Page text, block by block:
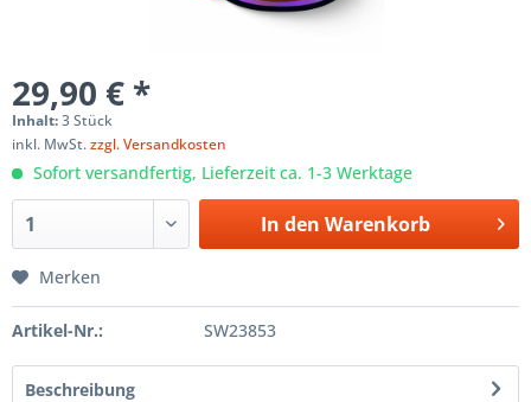
29,90 € *
Inhalt:3 Stück
inkl. MwSt.zzgl. Versandkosten
Sofort versandfertig, Lieferzeit ca. 1-3 Werktage
In den Warenkorb
Merken
Artikel-Nr.: SW23853
Beschreibung